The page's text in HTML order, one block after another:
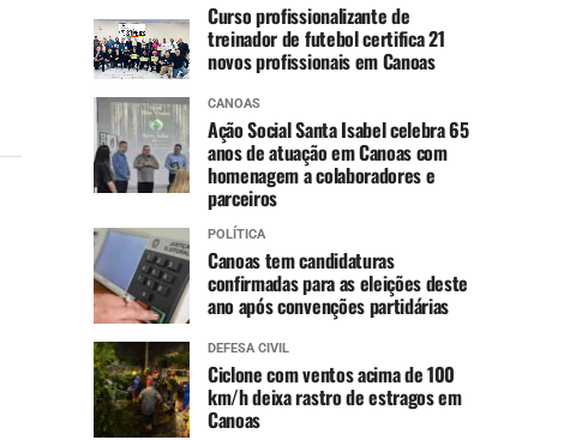
Curso profissionalizante de
treinador de futebol certifica 21
novos profissionais em Canoas
CANOAS
Ação Social Santa Isabel celebra 65
anos de atuação em Canoas com
homenagem a colaboradores e
parceiros
POLÍTICA
Canoas tem candidaturas
confirmadas para as eleições deste
ano após convenções partidárias
DEFESA CIVIL
Ciclone com ventos acima de 100
km/h deixa rastro de estragos em
Canoas